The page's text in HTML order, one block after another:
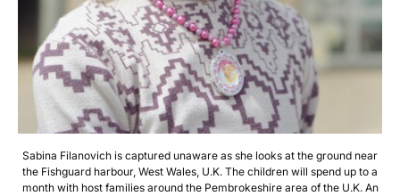
Sabina Filanovich is captured unaware as she looks at the ground near
the Fishguard harbour, West Wales, U.K. The children will spend up to a
month with host families around the Pembrokeshire area of the U.K. An